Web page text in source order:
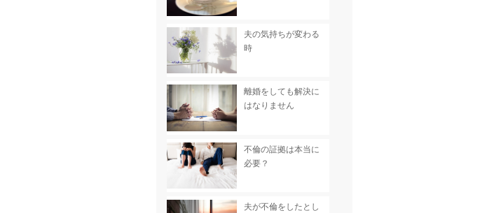
夫の気持ちが変わる
時
離婚をしても解決に
はなりません
不倫の証拠は本当に
必要？
夫が不倫をしたとし